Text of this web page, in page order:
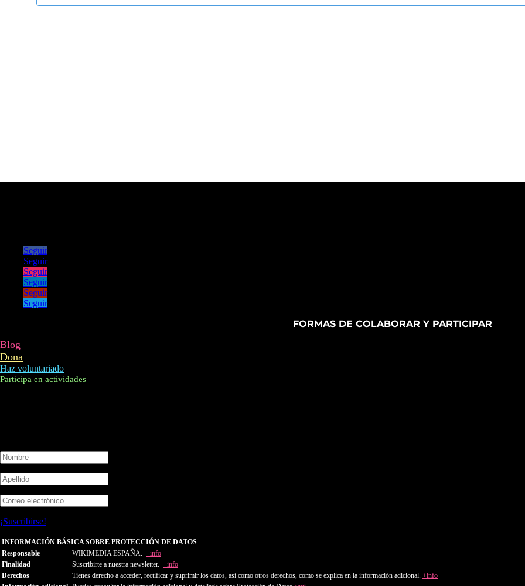
Seguir
Seguir
Seguir
Seguir
Seguir
Seguir
FORMAS DE COLABORAR Y PARTICIPAR
Blog
Dona
Haz voluntariado
Participa en actividades
¡Suscribirse!
INFORMACIÓN BÁSICA SOBRE PROTECCIÓN DE DATOS
Responsable
WIKIMEDIA ESPAÑA. +info
Finalidad
Suscribirte a nuestra newsletter. +info
Derechos
Tienes derecho a acceder, rectificar y suprimir los datos, así como otros derechos, como se explica en la información adicional. +info